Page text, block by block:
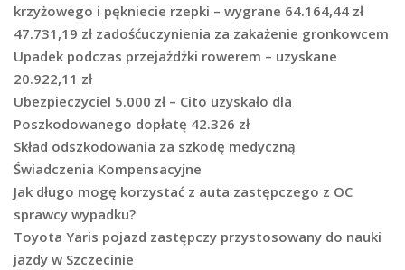
krzyżowego i pękniecie rzepki – wygrane 64.164,44 zł
47.731,19 zł zadośćuczynienia za zakażenie gronkowcem
Upadek podczas przejażdżki rowerem – uzyskane
20.922,11 zł
Ubezpieczyciel 5.000 zł – Cito uzyskało dla
Poszkodowanego dopłatę 42.326 zł
Skład odszkodowania za szkodę medyczną
Świadczenia Kompensacyjne
Jak długo mogę korzystać z auta zastępczego z OC
sprawcy wypadku?
Toyota Yaris pojazd zastępczy przystosowany do nauki
jazdy w Szczecinie